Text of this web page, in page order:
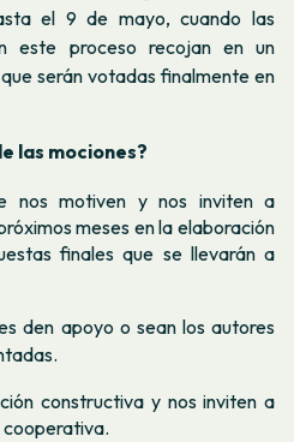
el 9 de mayo, cuando las
este proceso recojan en un
serán votadas finalmente en
las mociones?
nos motiven y nos inviten a
meses en la elaboración
finales que se llevarán a
den apoyo o sean los autores
constructiva y nos inviten a
cooperativa.